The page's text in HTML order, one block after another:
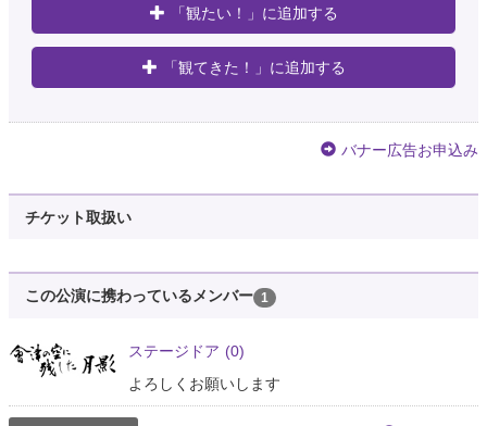
「観たい！」に追加する
「観てきた！」に追加する
バナー広告お申込み
チケット取扱い
この公演に携わっているメンバー 1
ステージドア (0)
よろしくお願いします